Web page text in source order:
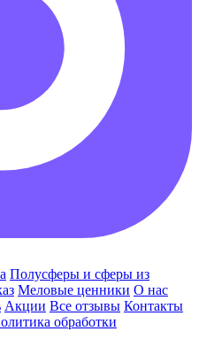
Полусферы и сферы из
Меловые ценники О нас
Акции Все отзывы Контакты
обработки